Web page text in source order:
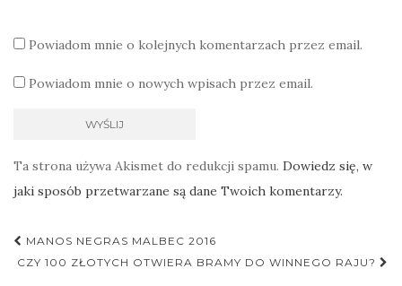
Powiadom mnie o kolejnych komentarzach przez email.
Powiadom mnie o nowych wpisach przez email.
Ta strona używa Akismet do redukcji spamu. Dowiedz się, w
jaki sposób przetwarzane są dane Twoich komentarzy.
Nawigacja
postu
MANOS NEGRAS MALBEC 2016
CZY 100 ZŁOTYCH OTWIERA BRAMY DO WINNEGO RAJU?